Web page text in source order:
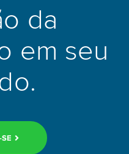
da
em seu